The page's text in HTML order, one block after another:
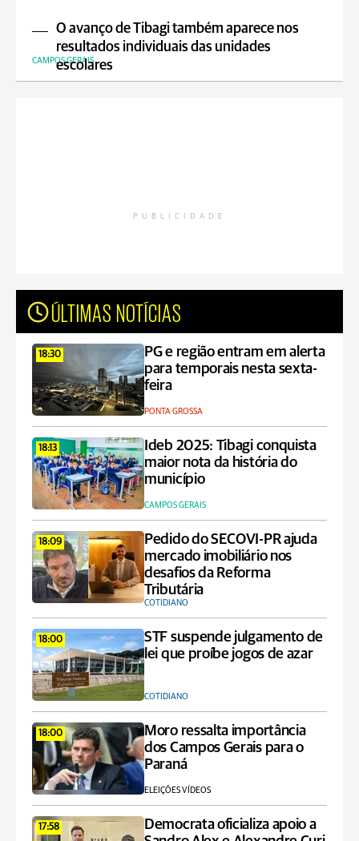
O avanço de Tibagi também aparece nos
resultados individuais das unidades
escolares
CAMPOS GERAIS
PUBLICIDADE
ÚLTIMAS NOTÍCIAS
18:30
PG e região entram em alerta
para temporais nesta sexta-
feira
PONTA GROSSA
18:13
Ideb 2025: Tibagi conquista
maior nota da história do
município
CAMPOS GERAIS
18:09
Pedido do SECOVI-PR ajuda
mercado imobiliário nos
desafios da Reforma
Tributária
COTIDIANO
18:00
STF suspende julgamento de
lei que proíbe jogos de azar
COTIDIANO
18:00
Moro ressalta importância
dos Campos Gerais para o
Paraná
ELEIÇÕES VÍDEOS
17:58
Democrata oficializa apoio a